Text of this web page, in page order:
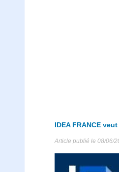
IDEA FRANCE
Article publié le 08/06/